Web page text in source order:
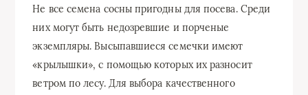
Не все семена сосны пригодны для посева. Среди
них могут быть недозревшие и порченые
экземпляры. Высыпавшиеся семечки имеют
«крылышки», с помощью которых их разносит
ветром по лесу. Для выбора качественного